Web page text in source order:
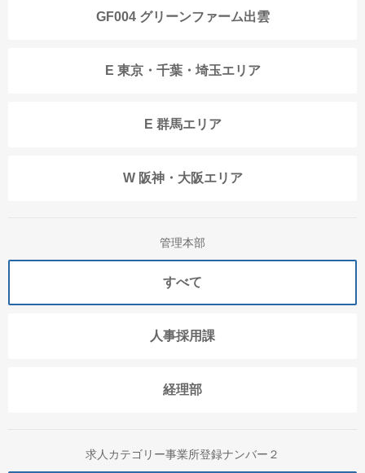
GF004 グリーンファーム出雲
E 東京・千葉・埼玉エリア
E 群馬エリア
W 阪神・大阪エリア
管理本部
すべて
人事採用課
経理部
求人カテゴリー事業所登録ナンバー２